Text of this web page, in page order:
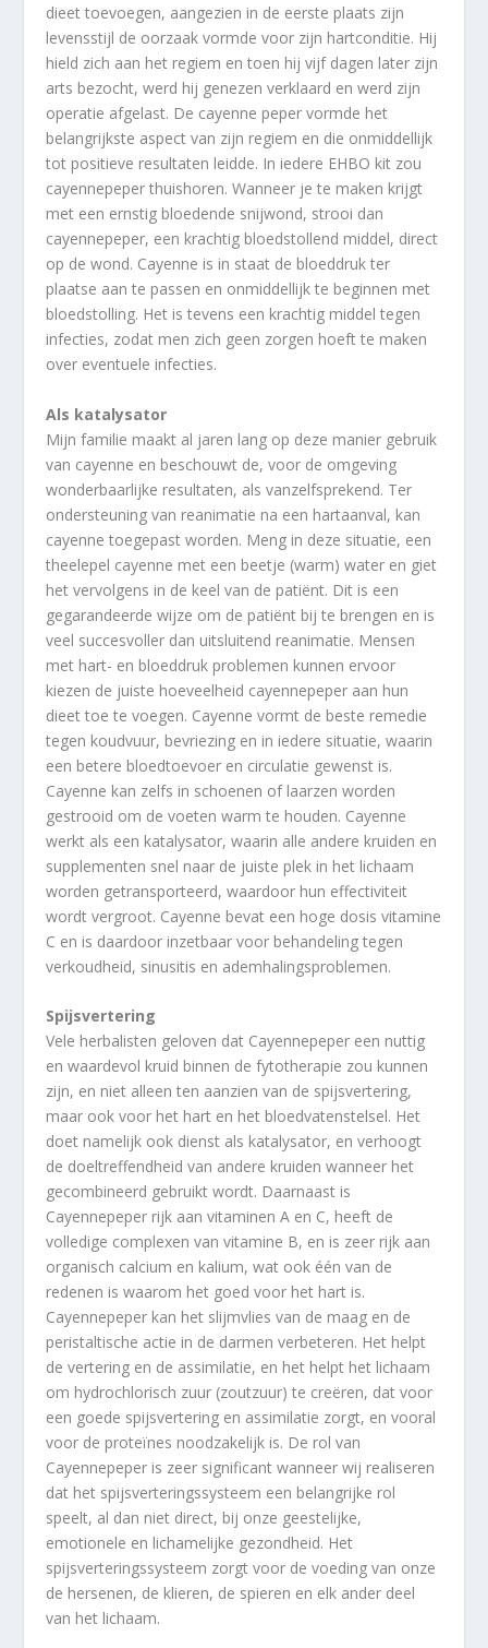
dieet toevoegen, aangezien in de eerste plaats zijn
levensstijl de oorzaak vormde voor zijn hartconditie. Hij
hield zich aan het regiem en toen hij vijf dagen later zijn
arts bezocht, werd hij genezen verklaard en werd zijn
operatie afgelast. De cayenne peper vormde het
belangrijkste aspect van zijn regiem en die onmiddellijk
tot positieve resultaten leidde. In iedere EHBO kit zou
cayennepeper thuishoren. Wanneer je te maken krijgt
met een ernstig bloedende snijwond, strooi dan
cayennepeper, een krachtig bloedstollend middel, direct
op de wond. Cayenne is in staat de bloeddruk ter
plaatse aan te passen en onmiddellijk te beginnen met
bloedstolling. Het is tevens een krachtig middel tegen
infecties, zodat men zich geen zorgen hoeft te maken
over eventuele infecties.
Als katalysator
Mijn familie maakt al jaren lang op deze manier gebruik
van cayenne en beschouwt de, voor de omgeving
wonderbaarlijke resultaten, als vanzelfsprekend. Ter
ondersteuning van reanimatie na een hartaanval, kan
cayenne toegepast worden. Meng in deze situatie, een
theelepel cayenne met een beetje (warm) water en giet
het vervolgens in de keel van de patiënt. Dit is een
gegarandeerde wijze om de patiënt bij te brengen en is
veel succesvoller dan uitsluitend reanimatie. Mensen
met hart- en bloeddruk problemen kunnen ervoor
kiezen de juiste hoeveelheid cayennepeper aan hun
dieet toe te voegen. Cayenne vormt de beste remedie
tegen koudvuur, bevriezing en in iedere situatie, waarin
een betere bloedtoevoer en circulatie gewenst is.
Cayenne kan zelfs in schoenen of laarzen worden
gestrooid om de voeten warm te houden. Cayenne
werkt als een katalysator, waarin alle andere kruiden en
supplementen snel naar de juiste plek in het lichaam
worden getransporteerd, waardoor hun effectiviteit
wordt vergroot. Cayenne bevat een hoge dosis vitamine
C en is daardoor inzetbaar voor behandeling tegen
verkoudheid, sinusitis en ademhalingsproblemen.
Spijsvertering
Vele herbalisten geloven dat Cayennepeper een nuttig
en waardevol kruid binnen de fytotherapie zou kunnen
zijn, en niet alleen ten aanzien van de spijsvertering,
maar ook voor het hart en het bloedvatenstelsel. Het
doet namelijk ook dienst als katalysator, en verhoogt
de doeltreffendheid van andere kruiden wanneer het
gecombineerd gebruikt wordt. Daarnaast is
Cayennepeper rijk aan vitaminen A en C, heeft de
volledige complexen van vitamine B, en is zeer rijk aan
organisch calcium en kalium, wat ook één van de
redenen is waarom het goed voor het hart is.
Cayennepeper kan het slijmvlies van de maag en de
peristaltische actie in de darmen verbeteren. Het helpt
de vertering en de assimilatie, en het helpt het lichaam
om hydrochlorisch zuur (zoutzuur) te creëren, dat voor
een goede spijsvertering en assimilatie zorgt, en vooral
voor de proteïnes noodzakelijk is. De rol van
Cayennepeper is zeer significant wanneer wij realiseren
dat het spijsverteringssysteem een belangrijke rol
speelt, al dan niet direct, bij onze geestelijke,
emotionele en lichamelijke gezondheid. Het
spijsverteringssysteem zorgt voor de voeding van onze
de hersenen, de klieren, de spieren en elk ander deel
van het lichaam.